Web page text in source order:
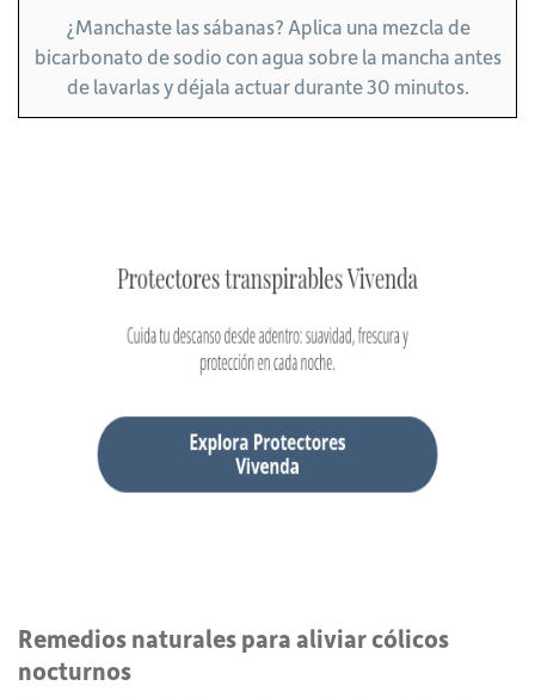
¿Manchaste las sábanas? Aplica una mezcla de
bicarbonato de sodio con agua sobre la mancha antes
de lavarlas y déjala actuar durante 30 minutos.
Remedios naturales para aliviar cólicos
nocturnos